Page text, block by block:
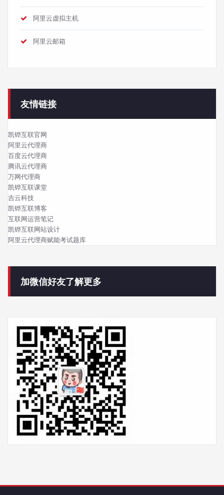
阿里云虚拟主机
阿里云邮箱
友情链接
凯铧互联官网
阿里云代理商
百度云代理商
腾讯云代理商
万网代理商
凯铧互联课堂
吉云科技
凯铧互联博客
互联网运营笔记
凯铧互联网站设计
阿里云代理商赋能考试题库
加微信好友了解更多